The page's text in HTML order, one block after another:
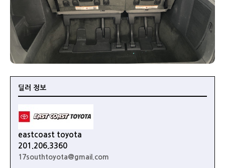
딜러 정보
eastcoast toyota
201.206.3360
17southtoyota@gmail.com